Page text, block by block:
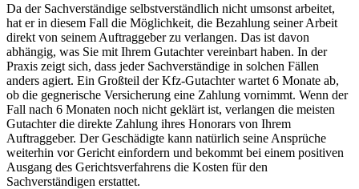
Da der Sachverständige selbstverständlich nicht umsonst arbeitet,
hat er in diesem Fall die Möglichkeit, die Bezahlung seiner Arbeit
direkt von seinem Auftraggeber zu verlangen. Das ist davon
abhängig, was Sie mit Ihrem Gutachter vereinbart haben. In der
Praxis zeigt sich, dass jeder Sachverständige in solchen Fällen
anders agiert. Ein Großteil der Kfz-Gutachter wartet 6 Monate ab,
ob die gegnerische Versicherung eine Zahlung vornimmt. Wenn der
Fall nach 6 Monaten noch nicht geklärt ist, verlangen die meisten
Gutachter die direkte Zahlung ihres Honorars von Ihrem
Auftraggeber. Der Geschädigte kann natürlich seine Ansprüche
weiterhin vor Gericht einfordern und bekommt bei einem positiven
Ausgang des Gerichtsverfahrens die Kosten für den
Sachverständigen erstattet.